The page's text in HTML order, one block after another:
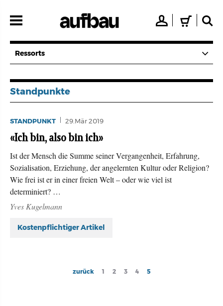
zum
👤 🛒 🔍
Ressorts
Standpunkte
STANDPUNKT 29.Mär 2019
«Ich bin, also bin ich»
Ist der Mensch die Summe seiner Vergangenheit, Erfahrung,
Sozialisation, Erziehung, der angelernten Kultur oder Religion?
Wie frei ist er in einer freien Welt – oder wie viel ist
determiniert? …
Yves Kugelmann
Kostenpflichtiger Artikel
Seitennummerierung
Previous
zurück Page
1 Page
2 Page
3 Page
4
Current
5